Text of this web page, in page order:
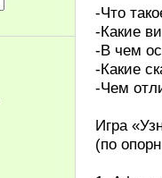
-Что
-Какие
-В чем
-Какие
-Чем
Игра
(по